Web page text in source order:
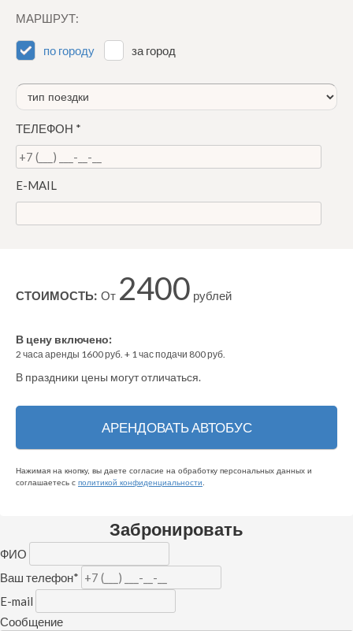
МАРШРУТ:
по городу за город
ТЕЛЕФОН *
E-MAIL
СТОИМОСТЬ: От 2400 рублей
В цену включено:
2 часа аренды 1600руб. + 1часподачи 800руб.
В праздники цены могут отличаться.
Нажимая на кнопку, вы даете согласие на обработку персональных данных и
соглашаетесь c политикой конфиденциальности
Забронировать
ФИО
Ваш телефон*
E-mail
Сообщение